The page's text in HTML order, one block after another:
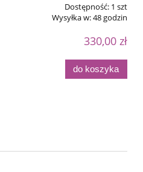
Dostępność: 1 szt
Wysyłka w:48 godzin
330,00 zł
do koszyka